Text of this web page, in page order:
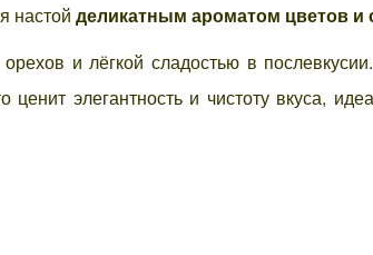
настой деликатным ароматом цветов и
и лёгкой сладостью в
элегантность и чистоту вкуса,